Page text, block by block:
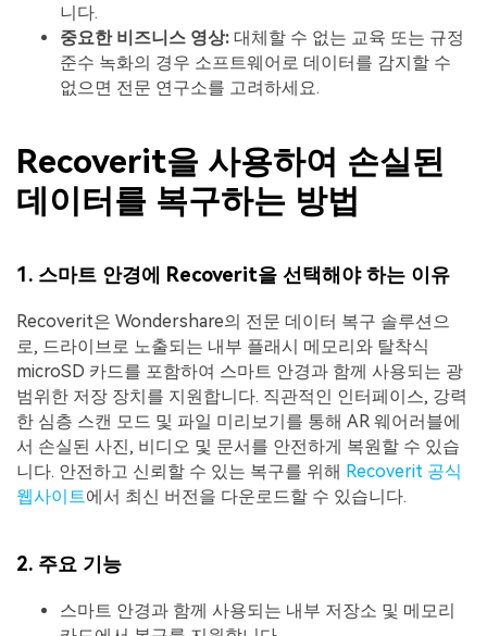
니다.
중요한 비즈니스 영상: 대체할 수 없는 교육 또는 규정
준수 녹화의 경우 소프트웨어로 데이터를 감지할 수
없으면 전문 연구소를 고려하세요.
Recoverit을 사용하여 손실된
데이터를 복구하는 방법
1. 스마트 안경에 Recoverit을 선택해야 하는 이유
Recoverit은 Wondershare의 전문 데이터 복구 솔루션으
로, 드라이브로 노출되는 내부 플래시 메모리와 탈착식
microSD 카드를 포함하여 스마트 안경과 함께 사용되는 광
범위한 저장 장치를 지원합니다. 직관적인 인터페이스, 강력
한 심층 스캔 모드 및 파일 미리보기를 통해 AR 웨어러블에
서 손실된 사진, 비디오 및 문서를 안전하게 복원할 수 있습
니다. 안전하고 신뢰할 수 있는 복구를 위해 Recoverit 공식
웹사이트에서 최신 버전을 다운로드할 수 있습니다.
2. 주요 기능
스마트 안경과 함께 사용되는 내부 저장소 및 메모리